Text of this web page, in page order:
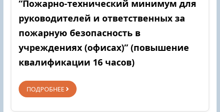
“Пожарно-технический минимум для
руководителей и ответственных за
пожарную безопасность в
учреждениях (офисах)” (повышение
квалификации 16 часов)
ПОДРОБНЕЕ